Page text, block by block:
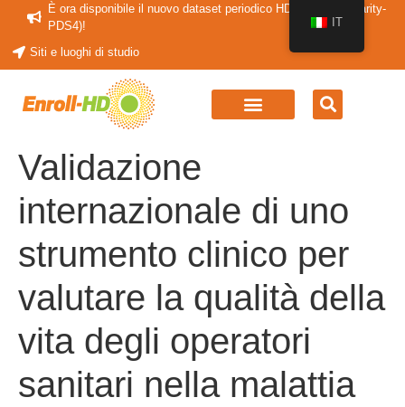
È ora disponibile il nuovo dataset periodico HDClarity (HDClarity-
PDS4)!
Siti e luoghi di studio
Validazione
internazionale di uno
strumento clinico per
valutare la qualità della
vita degli operatori
sanitari nella malattia